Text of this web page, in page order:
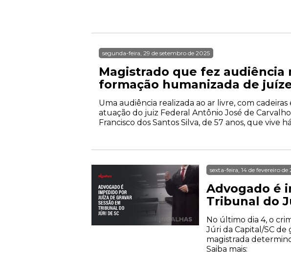
segunda-feira, 29 de setembro de 2025
Magistrado que fez
formação humanizada de
Uma audiência realizada ao ar livre, com
atuação do juiz Federal Antônio José de
Francisco dos Santos Silva, de 57 anos, que vive
sexta-feira, 14 de fevereiro de
Advogado é
Tribunal do
No último dia 4, o
Júri da Capital/SC
magistrada
Saiba mais: